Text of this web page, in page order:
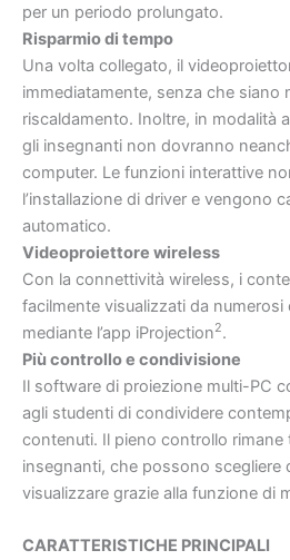
per un periodo prolungato.
Risparmio di tempo
Una volta collegato, il
immediatamente, senza che siano
riscaldamento. Inoltre, in modalità
gli insegnanti non dovranno
computer. Le funzioni interattive
l’installazione di driver e vengono
automatico.
Videoproiettore wireless
Con la connettività wireless, i
facilmente visualizzati da
mediante l’app iProjection2.
Più controllo e condivisione
Il software di proiezione multi-PC
agli studenti di condividere
contenuti. Il pieno controllo rimane
insegnanti, che possono scegliere
visualizzare grazie alla funzione di
CARATTERISTICHE PRINCIPALI